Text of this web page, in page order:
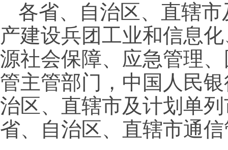
各省、自治区、直辖
产建设兵团工业和信息
源社会保障、应急管理
管主管部门，中国人民
治区、直辖市及计划单
省、自治区、直辖市通